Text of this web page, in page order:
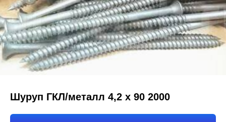
Шуруп ГКЛ/металл 4,2 х 90 2000